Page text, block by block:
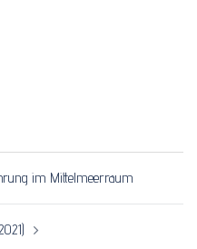
im Mittelmeerraum